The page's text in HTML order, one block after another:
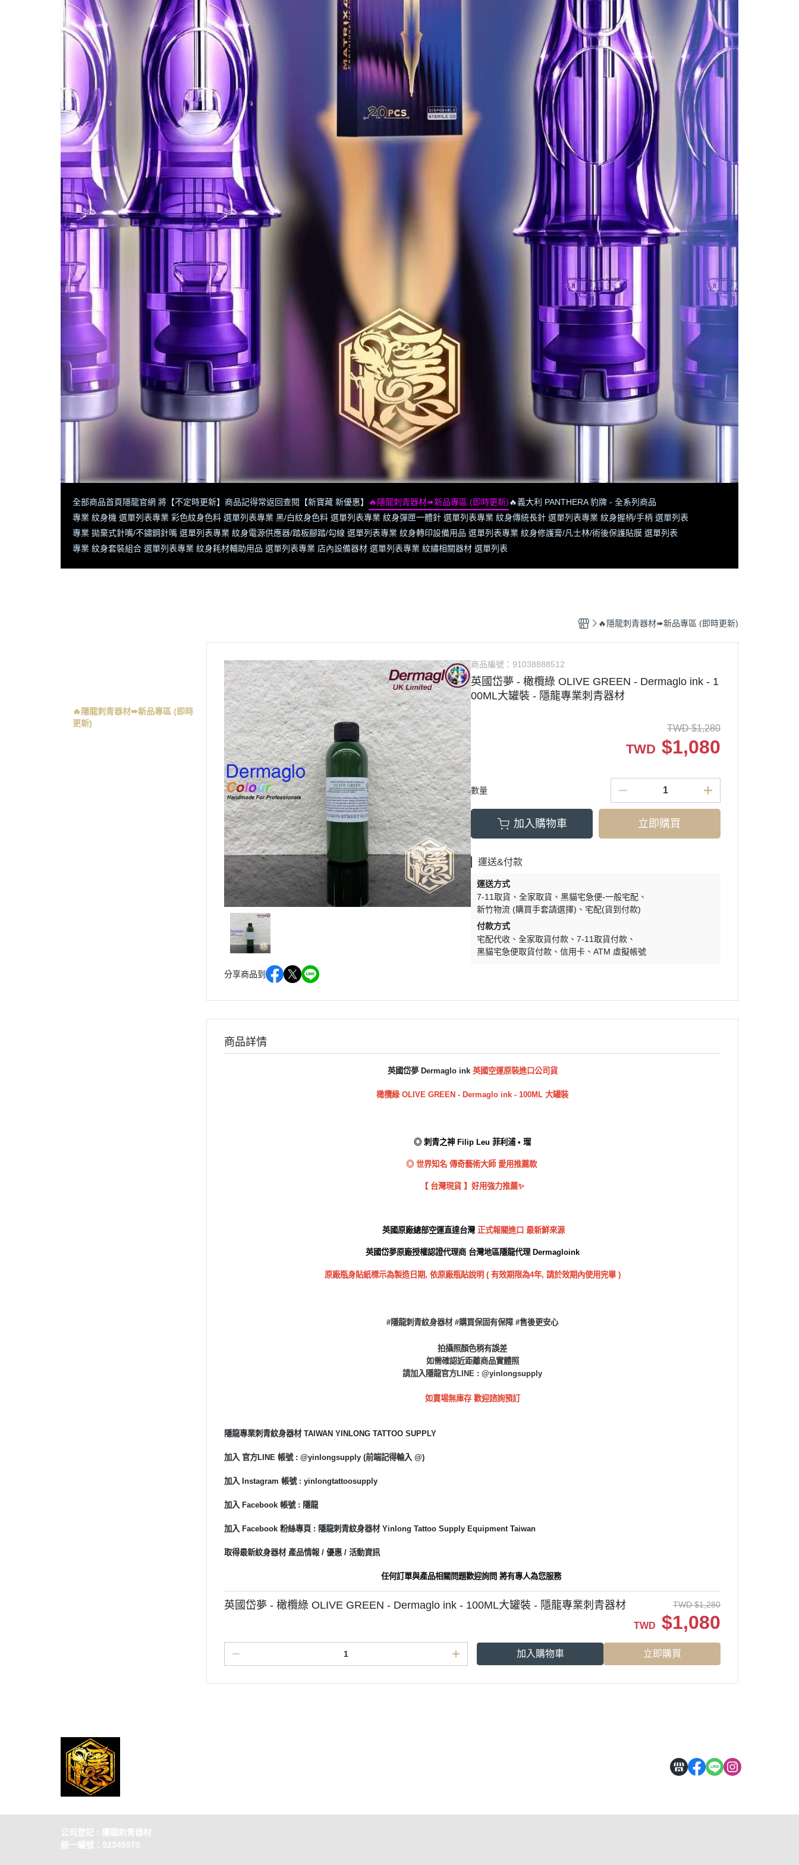
全部商品首頁隱龍官網 將【不定時更新】商品記得常返回查閱【新寶藏 新優惠】 🔥隱龍刺青器材➠新品專區 (即時更新)🔥義大利 PANTHERA 豹牌 - 全系列商品
專業 紋身機 選單列表專業 彩色紋身色料 選單列表專業 黑/白紋身色料 選單列表專業 紋身彈匣一體針 選單列表專業 紋身傳統長針 選單列表專業 紋身握柄/手柄 選單列表
專業 拋棄式針嘴/不鏽鋼針嘴 選單列表專業 紋身電源供應器/踏板腳踏/勾線 選單列表專業 紋身轉印設備用品 選單列表專業 紋身修護膏/凡士林/術後保護貼膜 選單列表
專業 紋身套裝組合 選單列表專業 紋身耗材輔助用品 選單列表專業 店內設備器材 選單列表專業 紋繡相關器材 選單列表
🔥隱龍刺青器材➠新品專區 (即時
更新)
🔥隱龍刺青器材➠新品專區 (即時更新)
分享商品到
商品編號： 91038888512
英國岱夢 - 橄欖綠 OLIVE GREEN - Dermaglo ink - 1
00ML大罐裝 - 隱龍專業刺青器材
TWD $1,280
TWD $1,080
數量
加入購物車 立即購買
運送&付款
運送方式
7-11取貨
全家取貨
黑貓宅急便-一般宅配
新竹物流 (購買手套請選擇)
宅配(貨到付款)
付款方式
宅配代收
全家取貨付款
7-11取貨付款
黑貓宅急便取貨付款
信用卡 ATM 虛擬帳號
商品詳情
英國岱夢 Dermaglo ink 英國空運原裝進口公司貨
橄欖綠 OLIVE GREEN - Dermaglo ink - 100ML 大罐裝
◎ 刺青之神 Filip Leu 菲利浦 • 瑠
◎ 世界知名 傳奇藝術大師 愛用推薦款
【 台灣現貨 】好用強力推薦✨
英國原廠總部空運直達台灣 正式報關進口 最新鮮來源
英國岱夢原廠授權認證代理商 台灣地區隱龍代理 Dermagloink
原廠瓶身貼紙標示為製造日期, 依原廠瓶貼說明 ( 有效期限為4年, 請於效期內使用完畢 )
#隱龍刺青紋身器材 #購買保固有保障 #售後更安心
拍攝照顏色稍有誤差
如需確認近距離商品實體照
請加入隱龍官方LINE : @yinlongsupply
如賣場無庫存 歡迎諮詢預訂
隱龍專業刺青紋身器材 TAIWAN YINLONG TATTOO SUPPLY
加入 官方LINE 帳號 : @yinlongsupply (前端記得輸入 @)
加入 Instagram 帳號 : yinlongtattoosupply
加入 Facebook 帳號 : 隱龍
加入 Facebook 粉絲專頁 : 隱龍刺青紋身器材 Yinlong Tattoo Supply Equipment Taiwan
取得最新紋身器材 產品情報 / 優惠 / 活動資訊
任何訂單與產品相關問題歡迎詢問 將有專人為您服務
英國岱夢 - 橄欖綠 OLIVE GREEN - Dermaglo ink - 100ML大罐裝 - 隱龍專業刺青器材 TWD $1,280
TWD $1,080
加入購物車 立即購買
公司登記 : 隱龍刺青器材
統一編號：92345570